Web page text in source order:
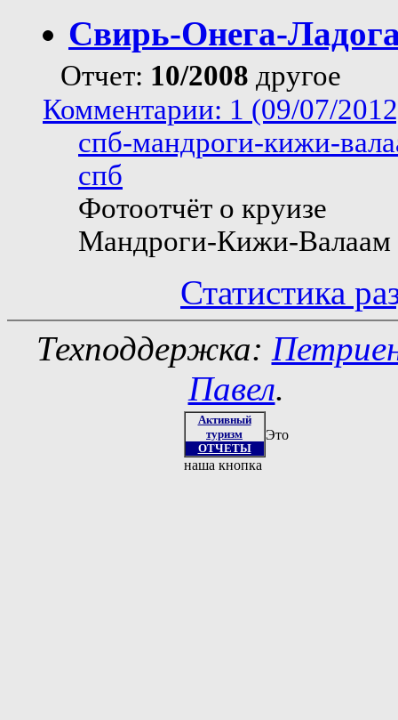
Свирь-Онега-
Отчет: 10/2008 другое
Комментарии: 1 (09/07/
спб-мандроги-кижи-
спб
Фотоотчёт о круизе
Мандроги-Кижи-Валаам
Статистика
Техподдержка:
Павел.
Активный
туризм
ОТЧЕТЫ
Это
наша кнопка